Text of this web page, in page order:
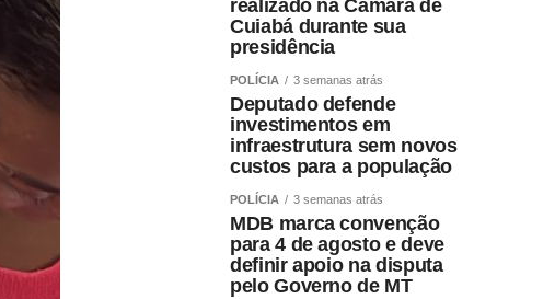
realizado na Câmara de
Cuiabá durante sua
presidência
POLÍCIA 3 semanas atrás
Deputado defende
investimentos em
infraestrutura sem novos
custos para a população
POLÍCIA 3 semanas atrás
MDB marca convenção
para 4 de agosto e deve
definir apoio na disputa
pelo Governo de MT